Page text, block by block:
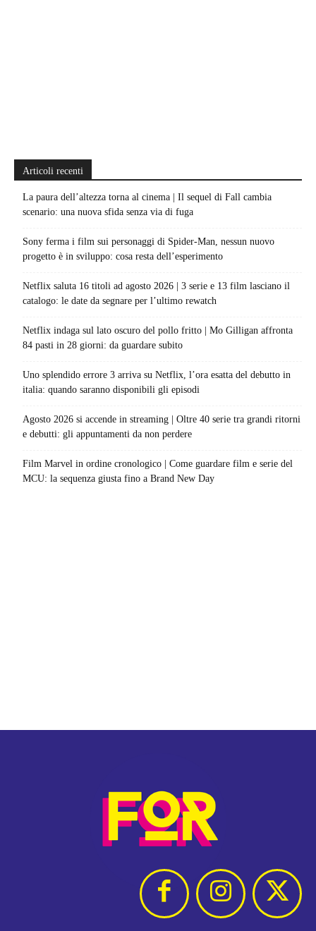
Articoli recenti
La paura dell’altezza torna al cinema | Il sequel di Fall cambia
scenario: una nuova sfida senza via di fuga
Sony ferma i film sui personaggi di Spider-Man, nessun nuovo
progetto è in sviluppo: cosa resta dell’esperimento
Netflix saluta 16 titoli ad agosto 2026 | 3 serie e 13 film lasciano il
catalogo: le date da segnare per l’ultimo rewatch
Netflix indaga sul lato oscuro del pollo fritto | Mo Gilligan affronta
84 pasti in 28 giorni: da guardare subito
Uno splendido errore 3 arriva su Netflix, l’ora esatta del debutto in
italia: quando saranno disponibili gli episodi
Agosto 2026 si accende in streaming | Oltre 40 serie tra grandi ritorni
e debutti: gli appuntamenti da non perdere
Film Marvel in ordine cronologico | Come guardare film e serie del
MCU: la sequenza giusta fino a Brand New Day